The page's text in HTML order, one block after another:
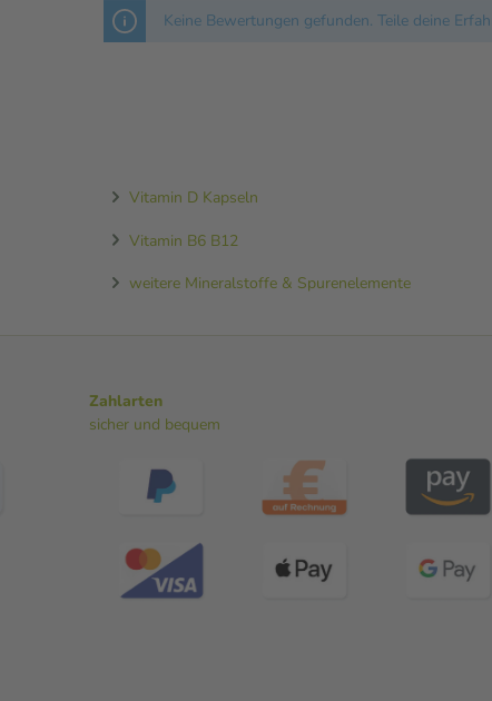
Keine Bewertungen gefunden. Teile deine
Vitamin D Kapseln
Vitamin B6 B12
weitere Mineralstoffe & Spurenelemente
Zahlarten
sicher und bequem